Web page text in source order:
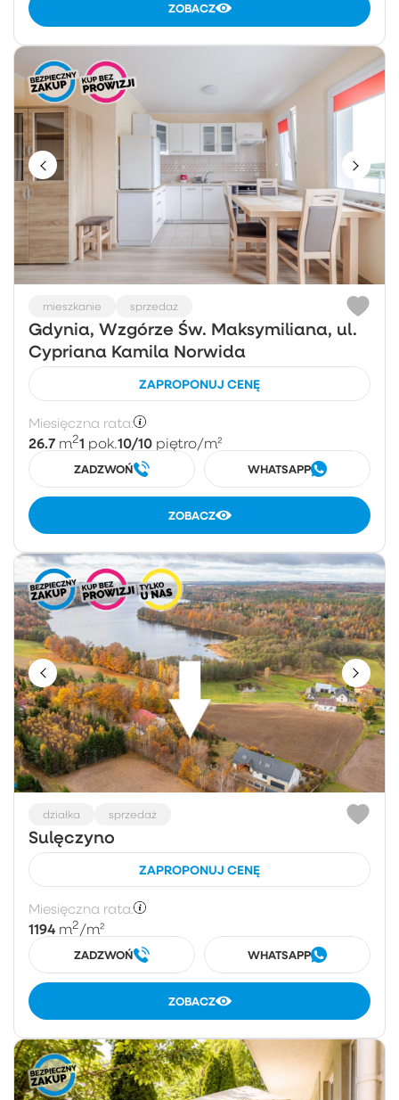
ZOBACZ
mieszkanie sprzedaż
Gdynia, Wzgórze Św. Maksymiliana, ul.
Cypriana Kamila Norwida
ZAPROPONUJ CENĘ
Miesięczna rata:
26.7 m21 pok.10/10 piętro/m²
ZADZWOŃ WHATSAPP
ZOBACZ
działka sprzedaż
Sulęczyno
ZAPROPONUJ CENĘ
Miesięczna rata:
1194 m2/m²
ZADZWOŃ WHATSAPP
ZOBACZ